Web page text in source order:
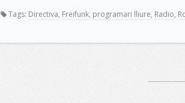
Tags: Directiva, Freifunk, programari lliure, Radio,